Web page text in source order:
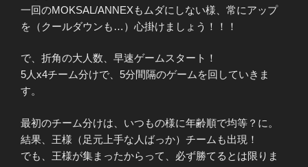
一回のMOKSAL/ANNEXもムダにしない様、常にアップ
を（クールダウンも…）心掛けましょう！！！
で、折角の大人数、早速ゲームスタート！
5人x4チーム分けで、5分間隔のゲームを回していきま
す。
最初のチーム分けは、いつもの様に年齢順で均等？に。
結果、王様（足元上手な人ばっか）チームも出現！
でも、王様が集まったからって、必ず勝てるとは限りま